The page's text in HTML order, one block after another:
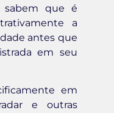
sabem que é
a
antes que
em seu
em
e outras